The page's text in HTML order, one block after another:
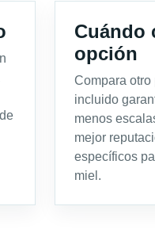
Cuándo
opción
Compara
incluido
menos
mejor
específicos
miel.